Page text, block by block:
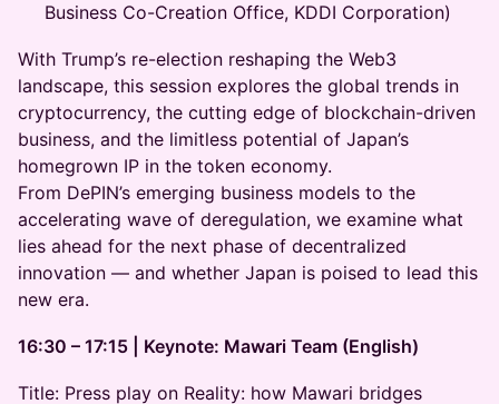
Business Co-Creation Office, KDDI Corporation)
With Trump’s re-election reshaping the Web3
landscape, this session explores the global trends in
cryptocurrency, the cutting edge of blockchain-driven
business, and the limitless potential of Japan’s
homegrown IP in the token economy.
From DePIN’s emerging business models to the
accelerating wave of deregulation, we examine what
lies ahead for the next phase of decentralized
innovation — and whether Japan is poised to lead this
new era.
16:30 – 17:15 | Keynote: Mawari Team (English)
Title: Press play on Reality: how Mawari bridges